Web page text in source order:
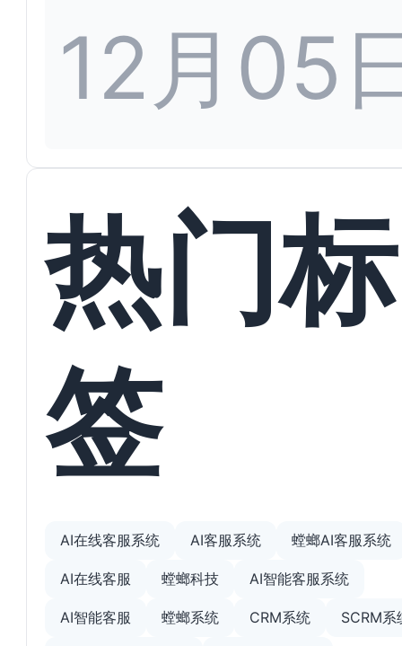
12月05
热门标
签
AI在线客服系统 AI客服系统 螳螂AI客服系统
AI在线客服 螳螂科技 AI智能客服系统
AI智能客服 螳螂系统 CRM系统 SCRM系